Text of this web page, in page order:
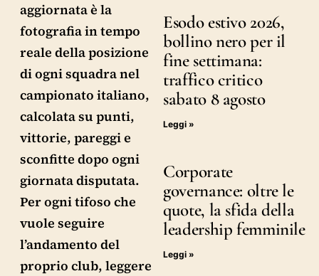
aggiornata è la
fotografia in tempo
reale della posizione
di ogni squadra nel
campionato italiano,
calcolata su punti,
vittorie, pareggi e
sconfitte dopo ogni
giornata disputata.
Per ogni tifoso che
vuole seguire
l’andamento del
proprio club, leggere
Esodo estivo 2026,
bollino nero per il
fine settimana:
traffico critico
sabato 8 agosto
Leggi »
Corporate
governance: oltre le
quote, la sfida della
leadership femminile
Leggi »